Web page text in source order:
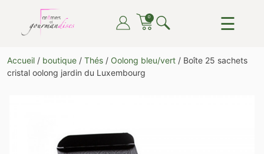
content
PLAISIR DE TOUTES ET TOUS
0 ☰
Accueil / boutique / Thés / Oolong bleu/vert / Boîte 25 sachets
cristal oolong jardin du Luxembourg